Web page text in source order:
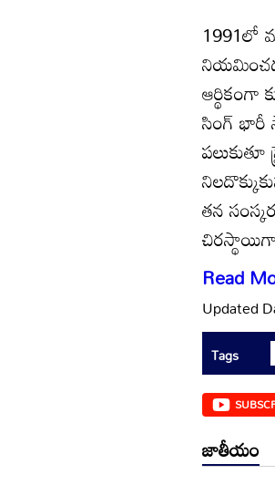
1991లో
ఆర్థికంగా
సింగ్ భారీ
తన
Read
Updated
Tags
జాతీయం